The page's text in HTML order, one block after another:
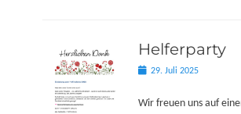
Helferparty
Posted29. Juli 2025
Wir freuen uns auf